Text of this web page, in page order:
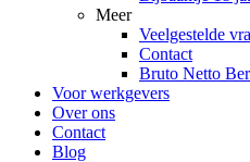
Meer
Veelgestelde
Contact
Bruto Netto
Voor werkgevers
Over ons
Contact
Blog